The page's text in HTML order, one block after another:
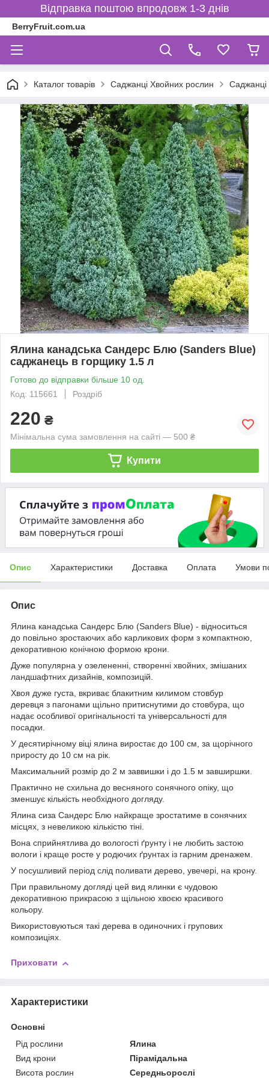
Відправка поштою впродовж 1-3 днів
BerryFruit.com.ua
Каталог товарів Саджанці Хвойних рослин
Ялина канадська Сандерс Блю (Sanders Blue)
саджанець в горщику 1.5 л
Готово до відправки більше 10 од.
Код: 115661
Роздріб
220 ₴
Мінімальна сума замовлення на сайті — 500 ₴
Купити
Опис Характеристики Доставка Оплата Умови
Опис
Ялина канадська Сандерс Блю (Sanders Blue) - відноситься
до повільно зростаючих або карликових форм з компактною,
декоративною конічною формою крони.
Дуже популярна у озелененні, створенні хвойних, змішаних
ландшафтних дизайнів, композицій.
Хвоя дуже густа, вкриває блакитним килимом стовбур
деревця з пагонами щільно притиснутими до стовбура, що
надає особливої ​​оригінальності та універсальності для
посадки.
У десятирічному віці ялина виростає до 100 см, за щорічного
приросту до 10 см на рік.
Максимальний розмір до 2 м заввишки і до 1.5 м завширшки.
Практично не схильна до весняного сонячного опіку, що
зменшує кількість необхідного догляду.
Ялина сиза Сандерс Блю найкраще зростатиме в сонячних
місцях, з невеликою кількістю тіні.
Вона сприйнятлива до вологості ґрунту і не любить застою
вологи і краще росте у родючих ґрунтах із гарним дренажем.
У посушливий період слід поливати дерево, увечері, на крону.
При правильному догляді цей вид ялинки є чудовою
декоративною прикрасою з щільною хвоєю красивого
кольору.
Використовуються такі дерева в одиночних і групових
композиціях.
Приховати
Характеристики
Основні
Рід рослини
Ялина
Вид крони
Пірамідальна
Висота рослин
Середньорослі